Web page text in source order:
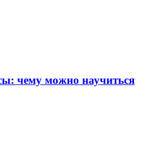
чему можно научиться